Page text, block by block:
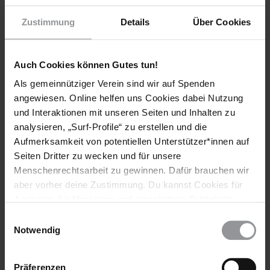
Zustimmung Details Über Cookies
Auch Cookies können Gutes tun!
Als gemeinnütziger Verein sind wir auf Spenden
angewiesen. Online helfen uns Cookies dabei Nutzung
und Interaktionen mit unseren Seiten und Inhalten zu
analysieren, „Surf-Profile“ zu erstellen und die
Aufmerksamkeit von potentiellen Unterstützer*innen auf
Seiten Dritter zu wecken und für unsere
Menschenrechtsarbeit zu gewinnen. Dafür brauchen wir
aber vorher deine Zustimmung. Du kannst Cookies für
wieder ändern. Diesen Banner kannst Du über den Link
Notwendig
Präferenzen
unconditional release.
Sachlage
Die beiden LUCHA-Aktivisten Bienvenu Matumo und Marc
Heritier Capitaine wurden am frühen Morgen des 16. Februar
in Kinshasa festgenommen. Die beiden hielten sich in einem
Hotel versteckt, nachdem sie festgestellt hatten, dass sie
verfolgt wurden. Bei ihrer letzten Kommunikation mit
Kontaktpersonen gaben sie an, festgenommen worden zu
sein.
Präsidentschaftswahlen 2016 in der Demokratischen Republik
Der Verbleib von Bienvenu Matumo und Marc Heritier